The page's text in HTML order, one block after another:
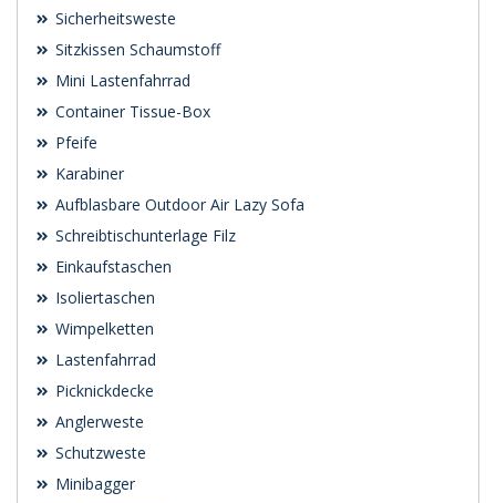
Sicherheitsweste
Sitzkissen Schaumstoff
Mini Lastenfahrrad
Container Tissue-Box
Pfeife
Karabiner
Aufblasbare Outdoor Air Lazy Sofa
Schreibtischunterlage Filz
Einkaufstaschen
Isoliertaschen
Wimpelketten
Lastenfahrrad
Picknickdecke
Anglerweste
Schutzweste
Minibagger